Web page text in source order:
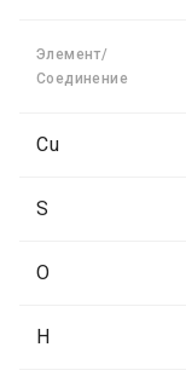
Элемент/
Соединение
Cu
S
O
H